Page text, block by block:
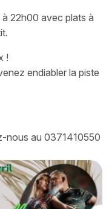
22h00 avec plats à
!
endiabler la piste
nous au 0371410550